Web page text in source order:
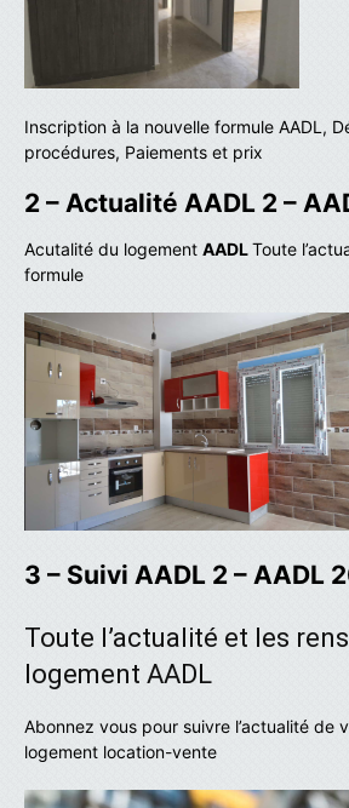
Inscription à la nouvelle formule AADL,
procédures, Paiements et prix
2 – Actualité AADL 2 –
Acutalité du logement AADLToute
formule
3 – Suivi AADL 2 – AADL
Toute l’actualité et les
logement AADL
Abonnez vous pour suivre l’actualité de
logement location-vente